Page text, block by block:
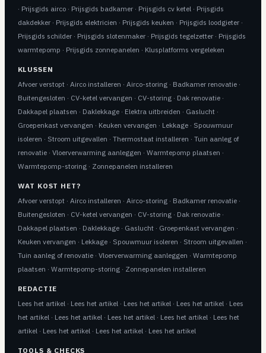
· Prijsgids airco· Prijsgids badkamer· Prijsgids cv ketel · Prijsgids
dakdekker· Prijsgids elektricien · Prijsgids keuken · Prijsgids loodgieter·
Prijsgids schilder· Prijsgids slotenmaker· Prijsgids tegelzetter· Prijsgids
warmtepomp · Prijsgids zonnepanelen · Klusplatforms vergeleken
KLUSSEN
Afvoer verstopt· Airco installeren · Airco-storing· Badkamer renovatie·
Buitengesloten · CV-ketel vervangen · CV-storing· Dak renovatie·
Dakkapel plaatsen · Daklekkage· Elektra uitbreiden · Gaslucht·
Groepenkast vervangen · Keuken vervangen · Lekkage· Spouwmuur
isoleren · Stroom uitgevallen · Thermostaat installeren · Tuin aanleg of
renovatie· Vloerverwarming aanleggen · Warmtepomp plaatsen ·
Warmtepomp-storing· Zonnepanelen installeren
WAT KOST HET?
Afvoer verstopt· Airco installeren · Airco-storing· Badkamer renovatie·
Buitengesloten · CV-ketel vervangen · CV-storing· Dak renovatie·
Dakkapel plaatsen · Daklekkage· Gaslucht· Groepenkast vervangen ·
Keuken vervangen · Lekkage· Spouwmuur isoleren · Stroom uitgevallen ·
Tuin aanleg of renovatie· Vloerverwarming aanleggen · Warmtepomp
plaatsen · Warmtepomp-storing· Zonnepanelen installeren
REDACTIE
Lees het artikel · Lees het artikel · Lees het artikel · Lees het artikel · Lees
het artikel · Lees het artikel · Lees het artikel · Lees het artikel · Lees het
artikel · Lees het artikel · Lees het artikel · Lees het artikel
TOOLS & CHECKS